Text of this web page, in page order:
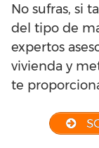
No sufras, si
del tipo de
expertos
vivienda y
te